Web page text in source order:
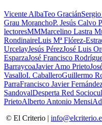
Vicente AlbaTeo Gracián
Grau MoranchoP. Jesús Calvo
lectoresMMMarcelino Lastra
RondinaireLuis Mª Flórez-
UrcelayJesús PérezJosé Luis
EsparzaJosé Francisco
BarraycoaJavier Amo Prieto
VasalloI. CaballeroGuillermo
ParraFrancisco Javier
SandovalDesperta Red
PrietoAlberto Antonio Mensi
© El Criterio |